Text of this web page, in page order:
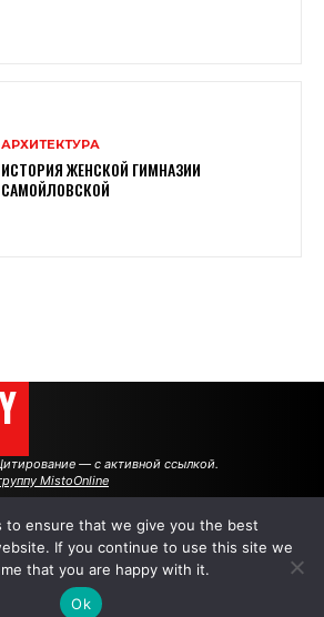
АРХИТЕКТУРА
ИСТОРИЯ ЖЕНСКОЙ ГИМНАЗИИ
САМОЙЛОВСКОЙ
— с активной ссылкой.
MistoOnline
АВТОРЫ РЕКЛАМА НА САЙТЕ
to ensure that we give you the best
If you continue to use this site we
that you are happy with it.
Ok